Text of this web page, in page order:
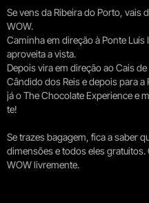
Se vens da Ribeira do Porto, vais
WOW.
Caminha em direção à Ponte
aproveita a vista.
Depois vira em direção ao Cais
Cândido dos Reis e depois para a
já o The Chocolate Experience e
te!
Se trazes bagagem, fica a saber
dimensões e todos eles gratuitos.
WOW livremente.